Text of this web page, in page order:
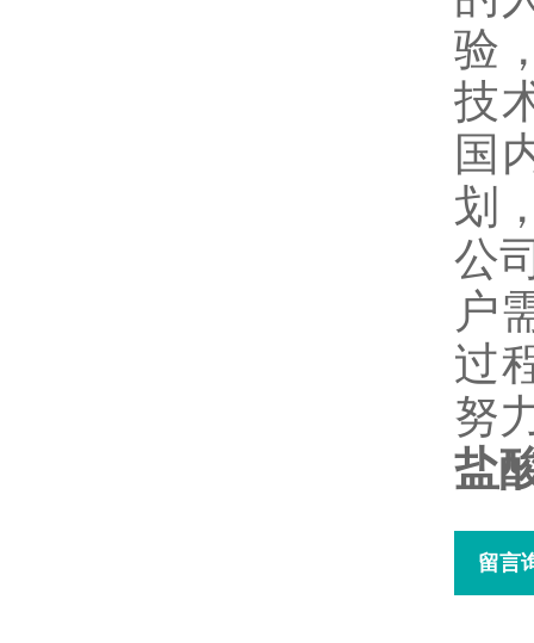
验
技
国
划
公
户
过
努
盐
留言